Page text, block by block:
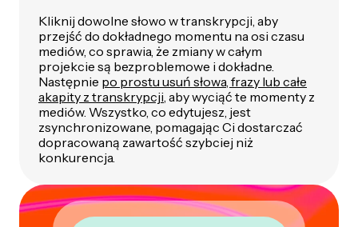
Kliknij dowolne słowo w transkrypcji, aby
przejść do dokładnego momentu na osi czasu
mediów, co sprawia, że zmiany w całym
projekcie są bezproblemowe i dokładne.
Następnie po prostu usuń słowa, frazy lub całe
akapity z transkrypcji, aby wyciąć te momenty z
mediów. Wszystko, co edytujesz, jest
zsynchronizowane, pomagając Ci dostarczać
dopracowaną zawartość szybciej niż
konkurencja.